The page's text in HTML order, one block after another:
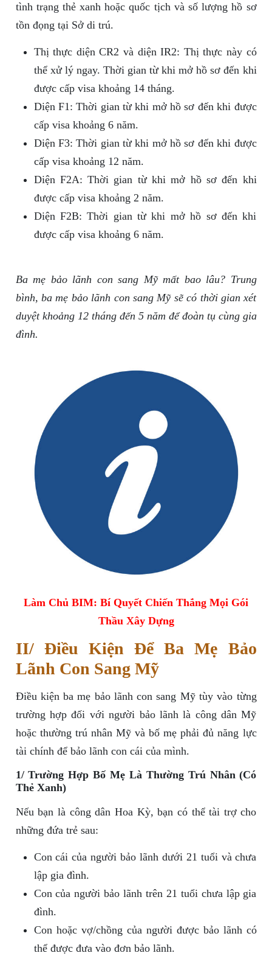
tình trạng thẻ xanh hoặc quốc tịch và số lượng hồ sơ
tồn đọng tại Sở di trú.
Thị thực diện CR2 và diện IR2: Thị thực này có
thể xử lý ngay. Thời gian từ khi mở hồ sơ đến khi
được cấp visa khoảng 14 tháng.
Diện F1: Thời gian từ khi mở hồ sơ đến khi được
cấp visa khoảng 6 năm.
Diện F3: Thời gian từ khi mở hồ sơ đến khi được
cấp visa khoảng 12 năm.
Diện F2A: Thời gian từ khi mở hồ sơ đến khi
được cấp visa khoảng 2 năm.
Diện F2B: Thời gian từ khi mở hồ sơ đến khi
được cấp visa khoảng 6 năm.
Ba mẹ bảo lãnh con sang Mỹ mất bao lâu? Trung
bình, ba mẹ bảo lãnh con sang Mỹ sẽ có thời gian xét
duyệt khoảng 12 tháng đến 5 năm để đoàn tụ cùng gia
đình.
Làm Chủ BIM: Bí Quyết Chiến Thắng Mọi Gói
Thầu Xây Dựng
II/ Điều Kiện Để Ba Mẹ Bảo
Lãnh Con Sang Mỹ
Điều kiện ba mẹ bảo lãnh con sang Mỹ tùy vào từng
trường hợp đối với người bảo lãnh là công dân Mỹ
hoặc thường trú nhân Mỹ và bố mẹ phải đủ năng lực
tài chính để bảo lãnh con cái của mình.
1/ Trường Hợp Bố Mẹ Là Thường Trú Nhân (Có
Thẻ Xanh)
Nếu bạn là công dân Hoa Kỳ, bạn có thể tài trợ cho
những đứa trẻ sau:
Con cái của người bảo lãnh dưới 21 tuổi và chưa
lập gia đình.
Con của người bảo lãnh trên 21 tuổi chưa lập gia
đình.
Con hoặc vợ/chồng của người được bảo lãnh có
thể được đưa vào đơn bảo lãnh.